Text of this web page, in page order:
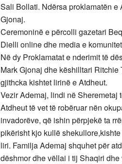
Sali Bollati. Ndërsa proklamatën e
Gjonaj.
Ceremoninë e përcolli gazetari
Dielli online dhe media e
Në dy Proklamatat e nderimit të
Mark Gjonaj dhe këshilltari Ritchie
gjithcka kishtet lirinë e Atdheut.
Vezir Ademaj, lindi në Sheremetaj
Atdheut të vet të robëruar nën
invadorëve, që ishin përpjekë ta
pikërisht kjo kullë
liri. Familja Ademaj shquhet për
dëshmor dhe vëllai i tij Shaqiri